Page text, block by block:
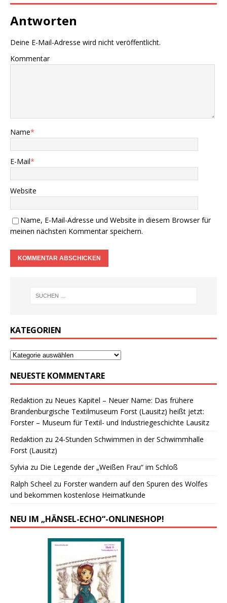
Antworten
Deine E-Mail-Adresse wird nicht veröffentlicht.
Kommentar
Name*
E-Mail*
Website
Name, E-Mail-Adresse und Website in diesem Browser für
meinen nächsten Kommentar speichern.
KATEGORIEN
NEUESTE KOMMENTARE
Redaktion zu Neues Kapitel – Neuer Name: Das frühere
Brandenburgische Textilmuseum Forst (Lausitz) heißt jetzt:
Forster – Museum für Textil- und Industriegeschichte Lausitz
Redaktion zu 24-Stunden Schwimmen in der Schwimmhalle
Forst (Lausitz)
Sylvia zu Die Legende der „Weißen Frau“ im Schloß
Ralph Scheel zu Forster wandern auf den Spuren des Wolfes
und bekommen kostenlose Heimatkunde
NEU IM „HÄNSEL-ECHO“-ONLINESHOP!